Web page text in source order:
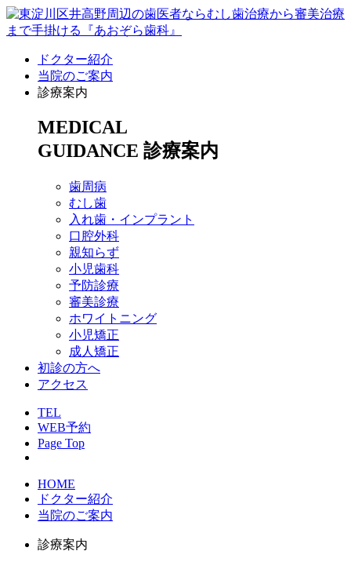
ドクター紹介
当院のご案内
診療案内
MEDICAL
GUIDANCE 診療案内
歯周病
むし歯
入れ歯・インプラント
口腔外科
親知らず
小児歯科
予防診療
審美診療
ホワイトニング
小児矯正
成人矯正
初診の方へ
アクセス
TEL
WEB予約
Page Top
HOME
ドクター紹介
当院のご案内
診療案内